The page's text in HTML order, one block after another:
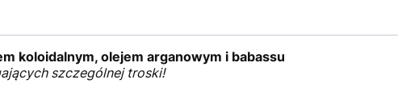
koloidalnym, olejem arganowym i babassu
szczególnej troski!